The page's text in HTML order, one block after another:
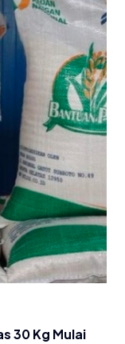
30 Kg Mulai